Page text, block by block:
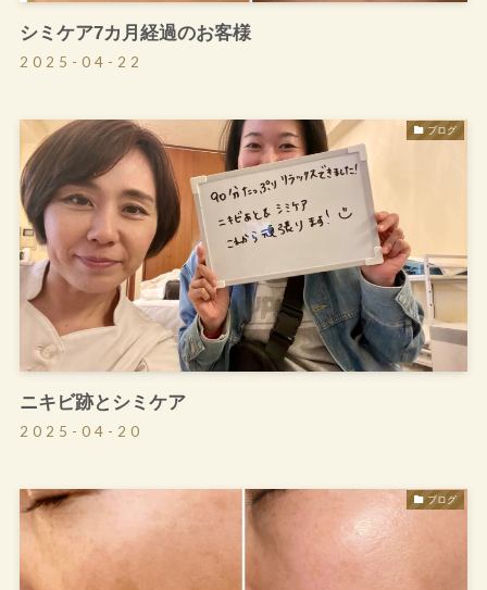
シミケア7カ月経過のお客様
2025-04-22
ブログ
ニキビ跡とシミケア
2025-04-20
ブログ